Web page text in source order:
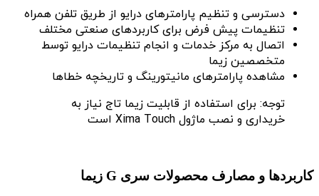
دسترسی و تنظیم پارامترهای درایو از طریق تلفن همراه
تنظیمات پیش فرض برای کاربردهای صنعتی مختلف
اتصال به مرکز خدمات و انجام تنظیمات درایو توسط
متخصصین زیما
مشاهده پارامترهای مانیتورینگ و تاریخچه خطاها
توجه: برای استفاده از قابلیت زیما تاج نیاز به
خریداری و نصب ماژول Xima Touch است
کاربردها و مصارف محصولات سری G زیما